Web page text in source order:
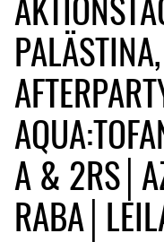
A &